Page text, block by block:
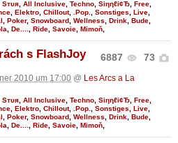
Sтυя All Inclusive Techno Siηηℓі¢Ђ Free
Elektro Chillout, .Pop. Sonstiges Live
Poker, Snowboard Wellness Drink Bude
De.... Ride Savoie Mimoň
6887 73
s FlashJoy
2010 um 17:00 @ Les Arcs a La
Sтυя All Inclusive Techno Siηηℓі¢Ђ Free
Elektro Chillout, .Pop. Sonstiges Live
Poker, Snowboard Wellness Drink Bude
De.... Ride Savoie Mimoň